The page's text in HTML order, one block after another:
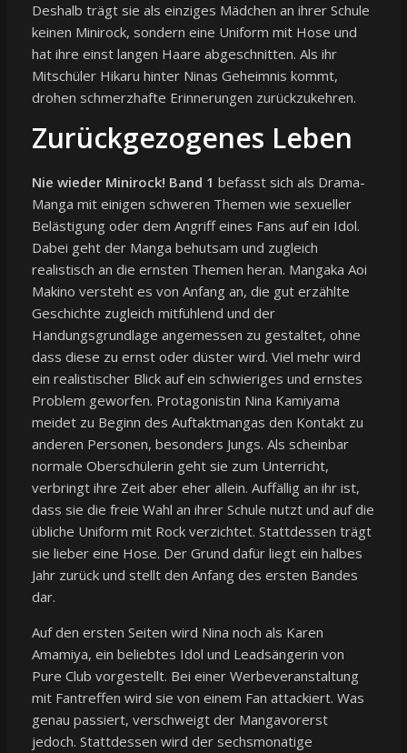
Deshalb trägt sie als einziges Mädchen an ihrer Schule
keinen Minirock, sondern eine Uniform mit Hose und
hat ihre einst langen Haare abgeschnitten. Als ihr
Mitschüler Hikaru hinter Ninas Geheimnis kommt,
drohen schmerzhafte Erinnerungen zurückzukehren.
Zurückgezogenes Leben
Nie wieder Minirock! Band 1 befasst sich als Drama-
Manga mit einigen schweren Themen wie sexueller
Belästigung oder dem Angriff eines Fans auf ein Idol.
Dabei geht der Manga behutsam und zugleich
realistisch an die ernsten Themen heran. Mangaka Aoi
Makino versteht es von Anfang an, die gut erzählte
Geschichte zugleich mitfühlend und der
Handungsgrundlage angemessen zu gestaltet, ohne
dass diese zu ernst oder düster wird. Viel mehr wird
ein realistischer Blick auf ein schwieriges und ernstes
Problem geworfen. Protagonistin Nina Kamiyama
meidet zu Beginn des Auftaktmangas den Kontakt zu
anderen Personen, besonders Jungs. Als scheinbar
normale Oberschülerin geht sie zum Unterricht,
verbringt ihre Zeit aber eher allein. Auffällig an ihr ist,
dass sie die freie Wahl an ihrer Schule nutzt und auf die
übliche Uniform mit Rock verzichtet. Stattdessen trägt
sie lieber eine Hose. Der Grund dafür liegt ein halbes
Jahr zurück und stellt den Anfang des ersten Bandes
dar.
Auf den ersten Seiten wird Nina noch als Karen
Amamiya, ein beliebtes Idol und Leadsängerin von
Pure Club vorgestellt. Bei einer Werbeveranstaltung
mit Fantreffen wird sie von einem Fan attackiert. Was
genau passiert, verschweigt der Mangavorerst
jedoch. Stattdessen wird der sechsmonatige